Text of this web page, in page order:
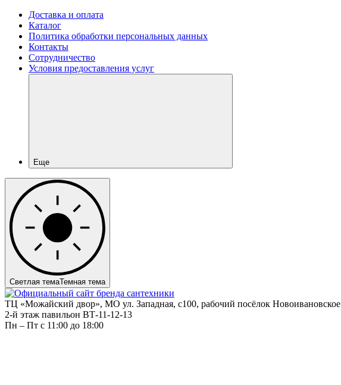
Доставка и оплата
Каталог
Политика обработки персональных данных
Контакты
Сотрудничество
Условия предоставления услуг
Еще
Светлая темаТемная тема
ТЦ «Можайский двор», МО ул. Западная, с100, рабочий посёлок Новоивановское
2-й этаж павильон ВТ-11-12-13
Пн – Пт c 11:00 до 18:00